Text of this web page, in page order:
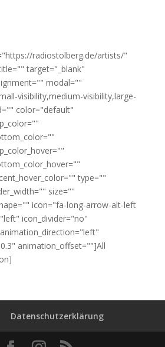
radiostolberg.de/artists/"
target="_blank"
modal=""
visibility,medium-visibility,large-
color="default"
type=""
size=""
icon="fa-long-arrow-alt-left
icon_divider="no"
animation_offset=""]All
Datenschutzerklärung